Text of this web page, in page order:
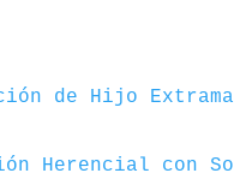
de Hijo
Herencial con